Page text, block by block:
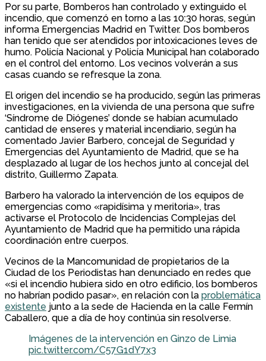
Por su parte, Bomberos han controlado y extinguido el
incendio, que comenzó en torno a las 10:30 horas, según
informa Emergencias Madrid en Twitter. Dos bomberos
han tenido que ser atendidos por intoxicaciones leves de
humo. Policía Nacional y Policía Municipal han colaborado
en el control del entorno. Los vecinos volverán a sus
casas cuando se refresque la zona.
El origen del incendio se ha producido, según las primeras
investigaciones, en la vivienda de una persona que sufre
‘Síndrome de Diógenes’ donde se habían acumulado
cantidad de enseres y material incendiario, según ha
comentado Javier Barbero, concejal de Seguridad y
Emergencias del Ayuntamiento de Madrid, que se ha
desplazado al lugar de los hechos junto al concejal del
distrito, Guillermo Zapata.
Barbero ha valorado la intervención de los equipos de
emergencias como «rapidísima y meritoria», tras
activarse el Protocolo de Incidencias Complejas del
Ayuntamiento de Madrid que ha permitido una rápida
coordinación entre cuerpos.
Vecinos de la Mancomunidad de propietarios de la
Ciudad de los Periodistas han denunciado en redes que
«si el incendio hubiera sido en otro edificio, los bomberos
no habrían podido pasar», en relación con la problemática
existente junto a la sede de Hacienda en la calle Fermín
Caballero, que a día de hoy continúa sin resolverse.
Imágenes de la intervención en Ginzo de Limia
pic.twitter.com/C57G1dY7x3